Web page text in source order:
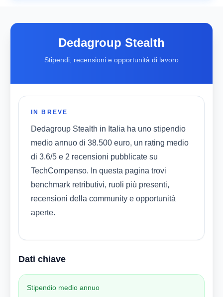
Dedagroup Stealth
Stipendi, recensioni e opportunità di lavoro
IN BREVE
Dedagroup Stealth in Italia ha uno stipendio
medio annuo di 38.500 euro, un rating medio
di 3.6/5 e 2 recensioni pubblicate su
TechCompenso. In questa pagina trovi
benchmark retributivi, ruoli più presenti,
recensioni della community e opportunità
aperte.
Dati chiave
Stipendio medio annuo